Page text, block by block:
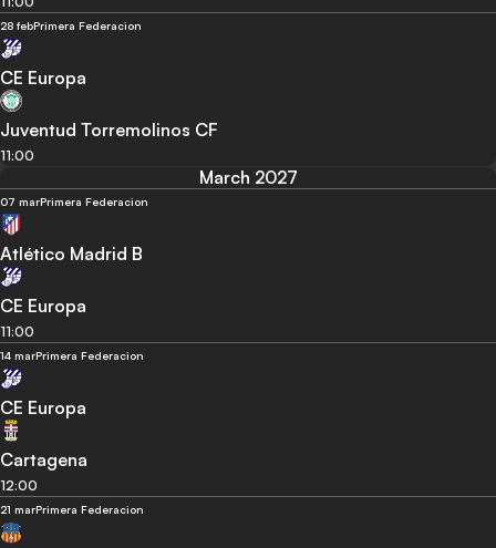
28 febPrimera Federacion
CE Europa
Juventud Torremolinos CF
11:00
March 2027
07 marPrimera Federacion
Atlético Madrid B
CE Europa
11:00
14 marPrimera Federacion
CE Europa
Cartagena
12:00
21 marPrimera Federacion